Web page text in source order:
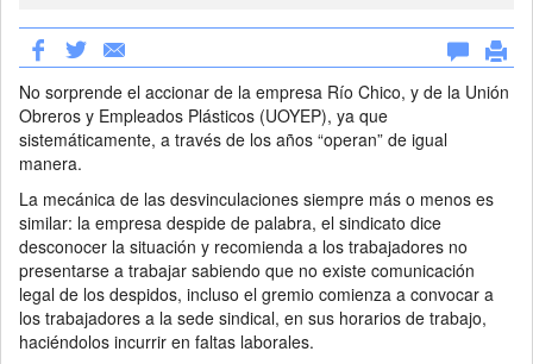
No sorprende el accionar de la empresa Río Chico, y de la Unión
Obreros y Empleados Plásticos (UOYEP), ya que
sistemáticamente, a través de los años “operan” de igual
manera.
La mecánica de las desvinculaciones siempre más o menos es
similar: la empresa despide de palabra, el sindicato dice
desconocer la situación y recomienda a los trabajadores no
presentarse a trabajar sabiendo que no existe comunicación
legal de los despidos, incluso el gremio comienza a convocar a
los trabajadores a la sede sindical, en sus horarios de trabajo,
haciéndolos incurrir en faltas laborales.